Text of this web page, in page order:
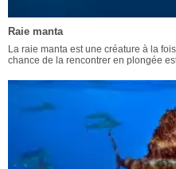
Raie manta
La raie manta est une créature à la
chance de la rencontrer en plongée